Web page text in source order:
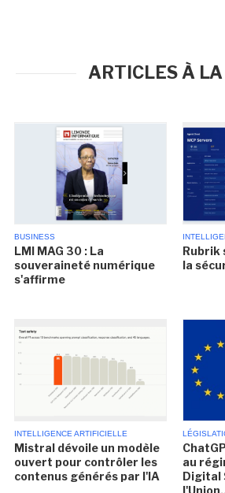
ARTICLES À
BUSINESS
LMI MAG 30 : La
souveraineté numérique
s'affirme
Rubrik
la
INTELLIGENCE ARTIFICIELLE
Mistral dévoile un modèle
ouvert pour contrôler les
contenus générés par l'IA
au
Digital